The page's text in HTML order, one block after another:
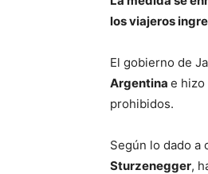
los viajeros
El gobierno de
Argentina e hizo
prohibidos.
Según lo dado a
Sturzenegger,